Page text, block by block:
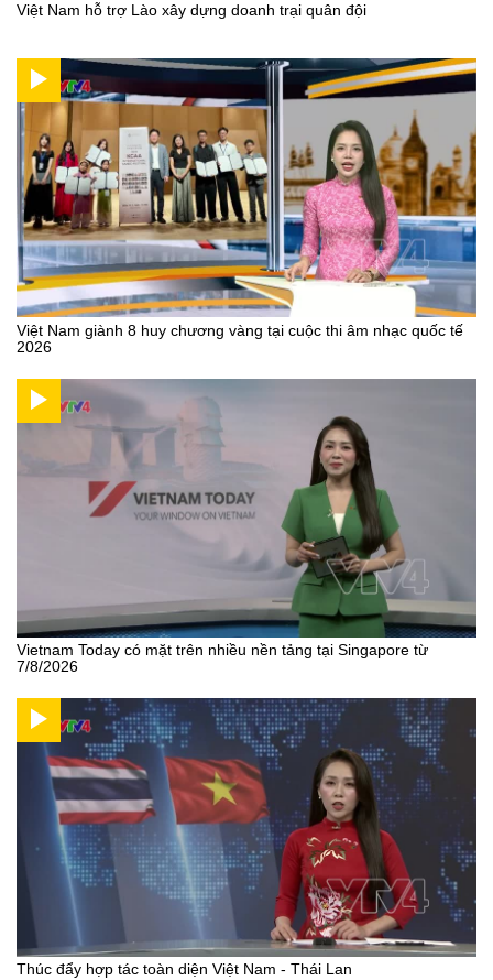
Việt Nam hỗ trợ Lào xây dựng doanh trại quân đội
Việt Nam giành 8 huy chương vàng tại cuộc thi âm nhạc quốc tế
2026
Vietnam Today có mặt trên nhiều nền tảng tại Singapore từ
7/8/2026
Thúc đẩy hợp tác toàn diện Việt Nam - Thái Lan